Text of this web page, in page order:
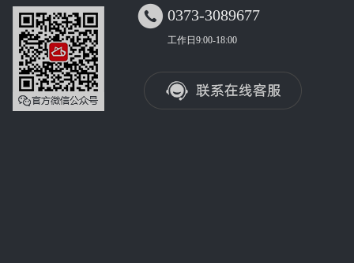
 0373-3089677
工作日9:00-18:00